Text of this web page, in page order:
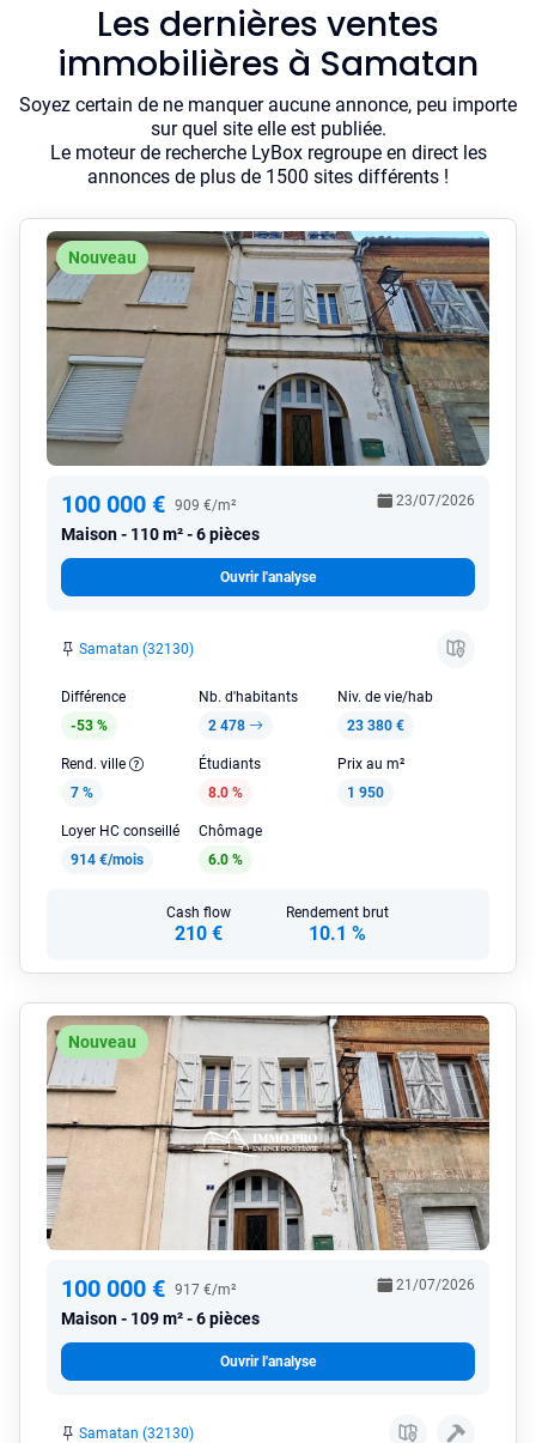
Les dernières ventes
immobilières à Samatan
Soyez certain de ne manquer aucune annonce, peu importe
sur quel site elle est publiée.
Le moteur de recherche LyBox regroupe en direct les
annonces de plus de 1500 sites différents !
Nouveau
100 000 € 909 €/m²
Maison 110 m² - 6 pièces
23/07/2026
Ouvrir l'analyse
Samatan (32130)
Différence
-53 %
Nb. d'habitants
2 478
Niv. de vie/hab
23 380 €
Rend. ville
7 %
Étudiants
8.0 %
Prix au m²
1 950
Loyer HC conseillé
914 €/mois
Chômage
6.0 %
Cash flow
210 €
Rendement brut
10.1 %
Nouveau
100 000 € 917 €/m²
Maison 109 m² - 6 pièces
21/07/2026
Ouvrir l'analyse
Samatan (32130)